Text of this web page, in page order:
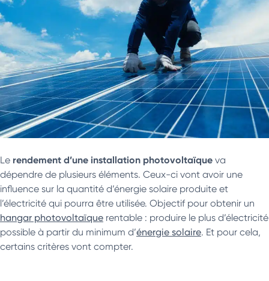
Le rendement d’une installation photovoltaïque va
dépendre de plusieurs éléments. Ceux-ci vont avoir une
influence sur la quantité d’énergie solaire produite et
l’électricité qui pourra être utilisée. Objectif pour obtenir un
hangar photovoltaïque rentable : produire le plus d’électricité
possible à partir du minimum d’énergie solaire. Et pour cela,
certains critères vont compter.